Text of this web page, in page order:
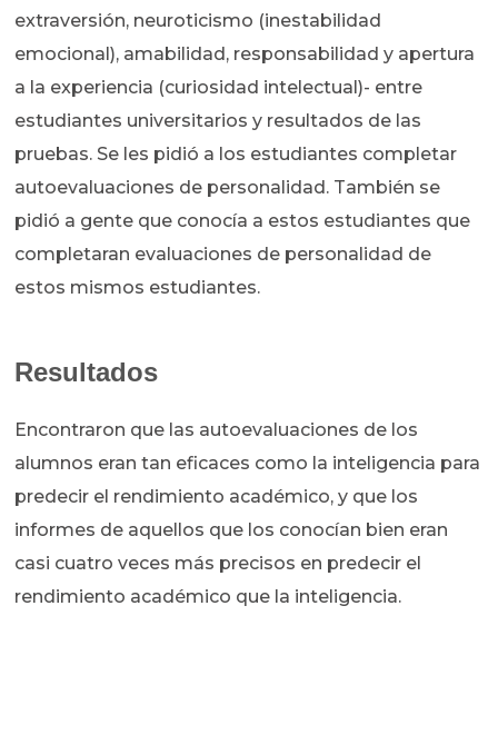
extraversión, neuroticismo (inestabilidad
emocional), amabilidad, responsabilidad y apertura
a la experiencia (curiosidad intelectual)- entre
estudiantes universitarios y resultados de las
pruebas. Se les pidió a los estudiantes completar
autoevaluaciones de personalidad. También se
pidió a gente que conocía a estos estudiantes que
completaran evaluaciones de personalidad de
estos mismos estudiantes.
Resultados
Encontraron que las autoevaluaciones de los
alumnos eran tan eficaces como la inteligencia para
predecir el rendimiento académico, y que los
informes de aquellos que los conocían bien eran
casi cuatro veces más precisos en predecir el
rendimiento académico que la inteligencia.